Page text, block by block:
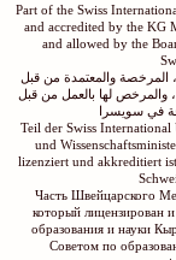
Part of the Swiss
and accredited by the KG
and allowed by the
المرخصة والمعتمدة من قبل
والمرخص لها بالعمل من قبل
في سويسرا
Teil der Swiss
und
lizenziert und akkreditiert
Часть Швейцарского
который лицензирован
образования и науки
Советом по